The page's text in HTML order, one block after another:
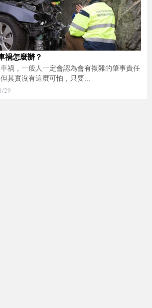
禍怎麼辦？
禍，一般人一定會認為會有複雜的肇事責任
其實沒有這麼可怕，只要...
29